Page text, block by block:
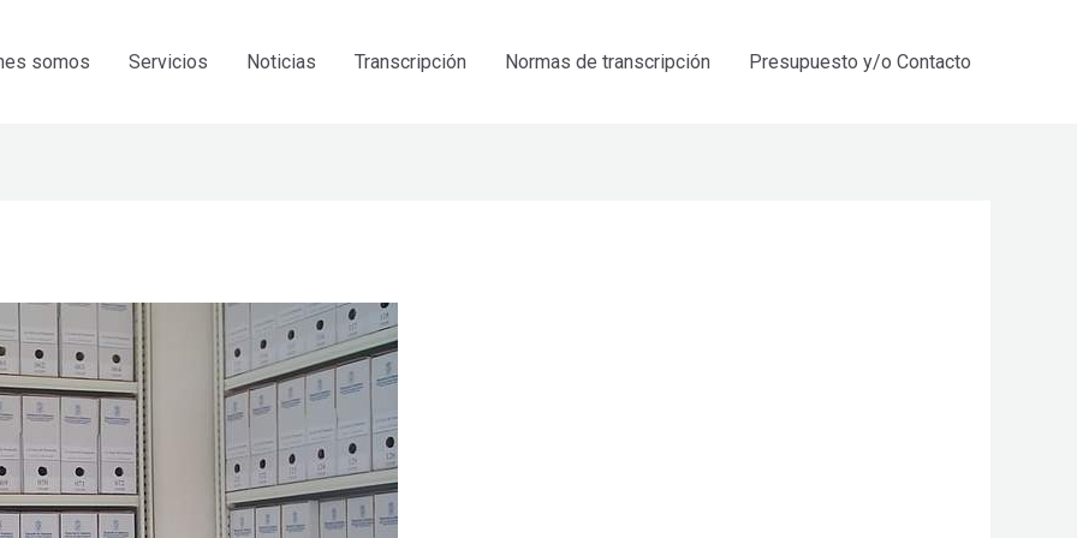
somos Servicios Noticias Transcripción Normas de transcripción Presupuesto y/o Contacto